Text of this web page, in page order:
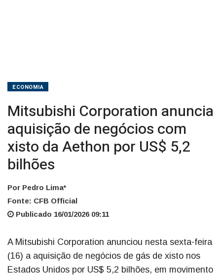
ECONOMIA
Mitsubishi Corporation anuncia
aquisição de negócios com
xisto da Aethon por US$ 5,2
bilhões
Por Pedro Lima*
Fonte: CFB Official
Publicado 16/01/2026 09:11
A Mitsubishi Corporation anunciou nesta sexta-feira
(16) a aquisição de negócios de gás de xisto nos
Estados Unidos por US$ 5,2 bilhões, em movimento